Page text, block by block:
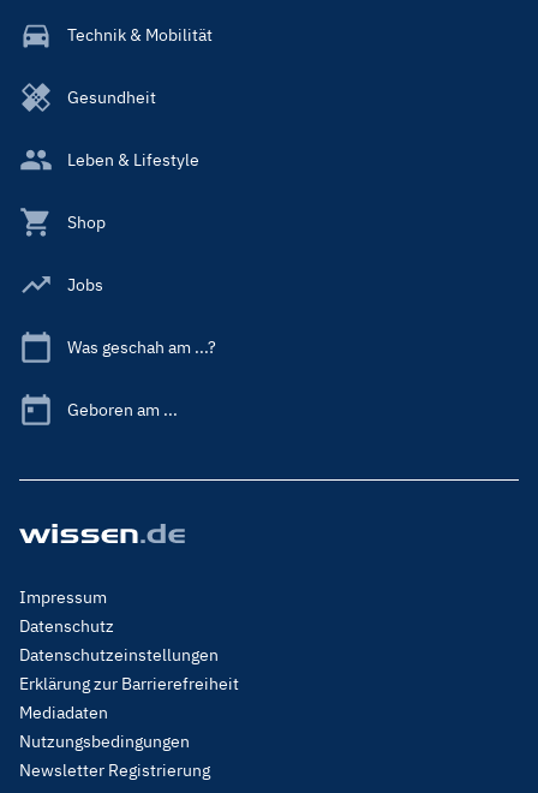
Technik & Mobilität
Gesundheit
Leben & Lifestyle
Shop
Jobs
Was geschah am ...?
Geboren am ...
Footer
Menu
Legal
Impressum
Datenschutz
Datenschutzeinstellungen
Erklärung zur Barrierefreiheit
Mediadaten
Nutzungsbedingungen
Newsletter Registrierung